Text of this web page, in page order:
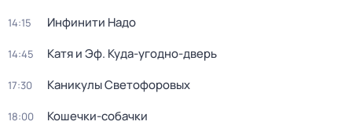
14:15 Инфинити Надо
14:45 Катя и Эф. Куда-угодно-дверь
17:30 Каникулы Светофоровых
18:00 Кошечки-собачки